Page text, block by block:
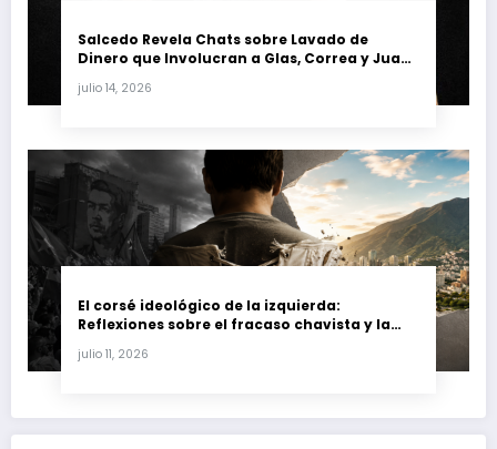
Salcedo Revela Chats sobre Lavado de
Dinero que Involucran a Glas, Correa y Juan
julio 14, 2026
El corsé ideológico de la izquierda:
Reflexiones sobre el fracaso chavista y la
julio 11, 2026